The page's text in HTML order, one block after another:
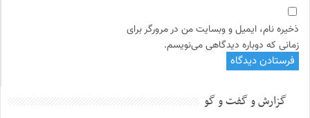
ذخیره نام، ایمیل و وبسایت من در مرورگر برای
زمانی که دوباره دیدگاهی می‌نویسم.
گزارش و گفت و گو